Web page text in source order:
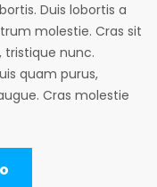
Duis lobortis a
molestie. Cras sit
tristique nunc.
quam purus,
Cras molestie